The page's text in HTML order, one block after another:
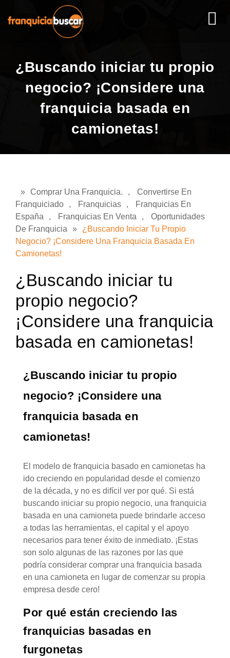
¿Buscando iniciar tu propio
negocio? ¡Considere una
franquicia basada en
camionetas!
» Comprar Una Franquicia. ,
Convertirse En
Franquiciado
, Franquicias ,
Franquicias En
España
, Franquicias En Venta ,
Oportunidades
De Franquicia
»
¿Buscando Iniciar Tu Propio
Negocio? ¡Considere Una Franquicia Basada En
Camionetas!
¿Buscando iniciar tu
propio negocio?
¡Considere una franquicia
basada en camionetas!
¿Buscando iniciar tu propio
negocio? ¡Considere una
franquicia basada en
camionetas!
El modelo de franquicia basado en camionetas ha
ido creciendo en popularidad desde el comienzo
de la década, y no es difícil ver por qué. Si está
buscando iniciar su propio negocio, una franquicia
basada en una camioneta puede brindarle acceso
a todas las herramientas, el capital y el apoyo
necesarios para tener éxito de inmediato. ¡Estas
son solo algunas de las razones por las que
podría considerar comprar una franquicia basada
en una camioneta en lugar de comenzar su propia
empresa desde cero!
Por qué están creciendo las
franquicias basadas en
furgonetas